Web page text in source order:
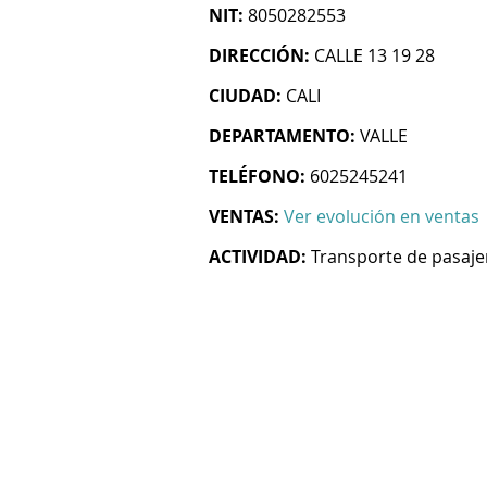
NIT: 8050282553
DIRECCIÓN: CALLE 13 19 28
CIUDAD: CALI
DEPARTAMENTO: VALLE
TELÉFONO: 6025245241
VENTAS: Ver evolución en ventas
ACTIVIDAD: Transporte de